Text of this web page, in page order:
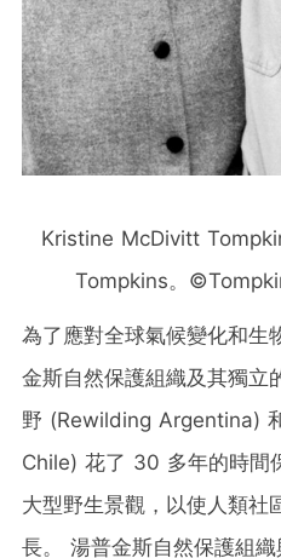
Kristine McDivitt
Tompkins。
為了應對全球氣候變化和生
金斯自然保護組織及其獨立
野 (Rewilding Argentina)
Chile) 花了 30 多年的時間
大型野生景觀，以使人類社
長。 湯普金斯自然保護組